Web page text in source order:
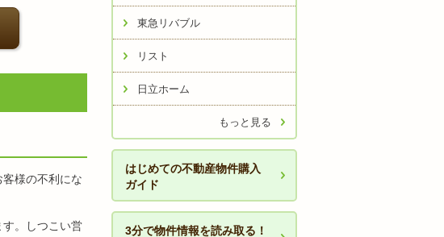
様の不利にな
。しつこい営
東急リバブル
リスト
日立ホーム
もっと見る
はじめての不動産物件購入
ガイド
3分で物件情報を読み取る！